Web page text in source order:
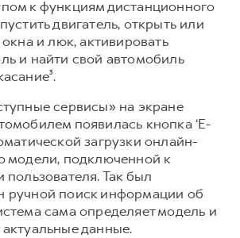
HAVAL
аксессуары
к функциям дистанционного
двигатель, открыть или
и люк, активировать
и найти свой автомобиль
сервисы» на экране
появилась кнопка ‘E-
загрузки онлайн-
модели, подключенной к
пользователя. Так был
ручной поиск информации об
сама определяет модель и
данные.